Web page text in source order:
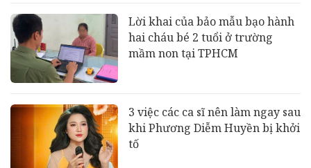
Lời khai của bảo mẫu bạo hành
hai cháu bé 2 tuổi ở trường
mầm non tại TPHCM
3 việc các ca sĩ nên làm ngay sau
khi Phương Diễm Huyền bị khởi
tố